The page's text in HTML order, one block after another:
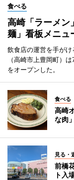
食べる
高崎「ラーメ
麺」看板メニュ
飲食店の運営を手が
（高崎市上豊岡町）
をオープンした。
食べる
高崎
な肉
見る・
前橋
ト入